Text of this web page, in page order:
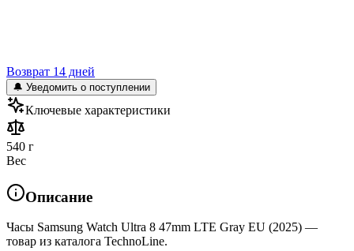
Возврат 14 дней
🔔 Уведомить о поступлении
Ключевые характеристики
540 г
Вес
Описание
Часы Samsung Watch Ultra 8 47mm LTE Gray EU (2025) —
товар из каталога TechnoLine.